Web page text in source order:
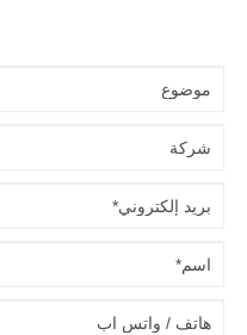
في الوقت المناسب للعثور على